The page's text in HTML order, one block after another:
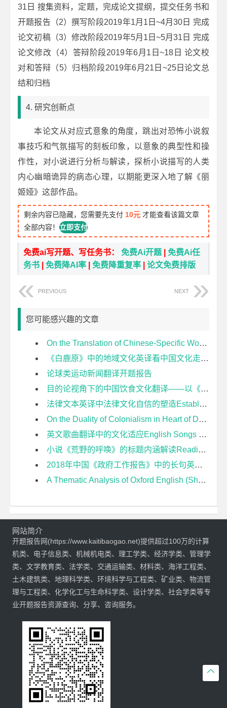
31日 搜集资料，定题，完成论文提纲，提交任务书和
开题报告（2）撰写阶段2019年1月1日~4月30日 完成
论文初稿（3）修改阶段2019年5月1日~5月31日 完成
论文修改（4）答辩阶段2019年6月1日~18日 论文校
对和答辩（5）归档阶段2019年6月21日~25日论文总
结和归档
4. 研究创新点
本论文从对应式意象的角度，跳出对恐怖小说叙
事技巧和气氛描写的刻板印象，以意象的典型性和操
作性，对小说进行分析与解读，探析小说描写的人类
内心幽暗诡异的病态心理，以期能更深入地了解《丽
姬娅》这部作品。
剩余内容已隐藏，您需要先支付 10元 才能查看该篇文章
全部内容！立即支付
免费ai写开题、写任务书：免费Ai开题 |免费Ai任
务书 |免费降AI率 |免费降重复率 |论文免费排版
PREVIOUS NEXT
您可能感兴趣的文章
On the Translation of Chinese-Specific Words in Two Ways开题报告
《白鹿原》中的地域文化英译看中国文化走出去开题报告
论球类运动新闻翻译开题报告
目的论视角下的中国饮食文化翻译——以《舌尖上的中国》为例开题报告
法律文本英译中法律文化自信的塑造Establishment of Legal Cultural Confidence in the English Translation of Legal Texts开题报告
On the Duality of Colonialism in Heart of Darkness 论《黑暗之心》中的殖民主义双重性开题报告
英文歌曲翻译中的文化适应English Songs Translation—From Acculturation Theory Perspective开题报告
小说《荒野的呼唤》的标题内涵解读Reading of the Titles Implications in the Novel The Call of The Wild开题报告
2018年中国《政府工作报告》中的长句英译研究开题报告
A Thematic Analysis of Oxford English (Shanghai Version) for Grade Seven Based on Students Core Competences开题报告

网站简介
开题报告网(https://www.kaitibaogao.net)提供超过100万的计算
机类、电子信息类、机械机电类、理工学类、经济学类、管理学
类、文学教育类、法学类、交通运输类、材料类、海洋工程类、
土木建筑类、地理科学类、环境科学与工程类、矿业类、物流管
理与工程类、化学化工与生命科学类、设计学类、社会学类等专
业开题报告资源查询、分享、咨询服务。